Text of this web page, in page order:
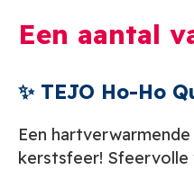
Een aantal
✨ TEJO Ho-Ho
Een
kerstsfeer! Sfeervolle